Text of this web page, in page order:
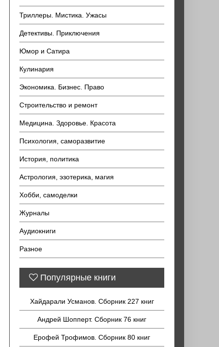
Триллеры. Мистика. Ужасы
Детективы. Приключения
Юмор и Сатира
Кулинария
Экономика. Бизнес. Право
Строительство и ремонт
Медицина. Здоровье. Красота
Психология, саморазвитие
История, политика
Астрология, эзотерика, магия
Хобби, самоделки
Журналы
Аудиокниги
Разное
Популярные книги
Хайдарали Усманов. Сборник 227 книг
Андрей Шопперт. Сборник 76 книг
Ерофей Трофимов. Сборник 80 книг